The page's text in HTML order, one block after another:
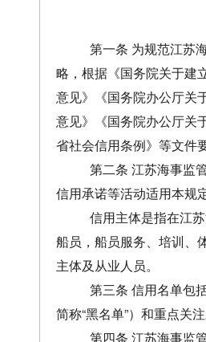
第一条 为规范江苏
略，根据《国务院关于建
意见》《国务院办公厅关
意见》《国务院办公厅关
省社会信用条例》等文件
第二条 江苏海事监
信用承诺等活动适用本规
信用主体是指在江
船员，船员服务、培训、
主体及从业人员。
第三条 信用名单包
简称“黑名单”）和重点关
第四条 江苏海事监